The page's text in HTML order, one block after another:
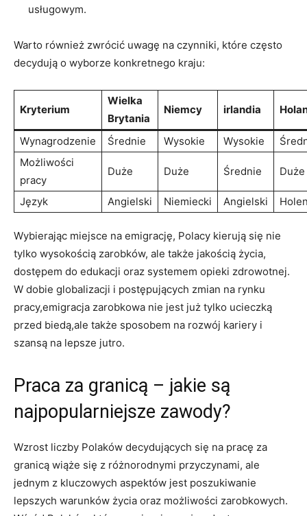
usługowym.
Warto również zwrócić uwagę na czynniki, które często
decydują o wyborze konkretnego kraju:
Kryterium
Wielka
Brytania
Niemcy irlandia
Wynagrodzenie Średnie Wysokie Wysokie
Możliwości
pracy
Duże Duże Średnie Duże
Język Angielski Niemiecki Angielski
Wybierając miejsce na emigrację, Polacy kierują się nie
tylko wysokością zarobków, ale także jakością życia,
dostępem do edukacji oraz systemem opieki zdrowotnej.
W dobie globalizacji i postępujących zmian na rynku
pracy,emigracja zarobkowa nie jest już tylko ucieczką
przed biedą,ale także sposobem na rozwój kariery i
szansą na lepsze jutro.
Praca za granicą – jakie są
najpopularniejsze zawody?
Wzrost liczby Polaków decydujących się na pracę za
granicą wiąże się z różnorodnymi przyczynami, ale
jednym z kluczowych aspektów jest poszukiwanie
lepszych warunków życia oraz możliwości zarobkowych.